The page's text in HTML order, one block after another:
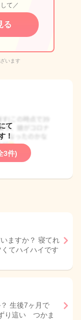
て／
る
います
て
！
3件)
ますか？ 寝てれ
てハイハイです
生後7ヶ月で
り這い つかま